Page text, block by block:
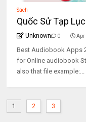
Sách
Quốc Sử Tạp
Unknown 0 Apr
Best Audiobook Apps
for Online audiobook
also that file example:...
1 2 3